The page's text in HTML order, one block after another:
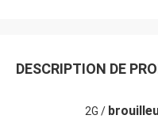
DESCRIPTION DE
2G /